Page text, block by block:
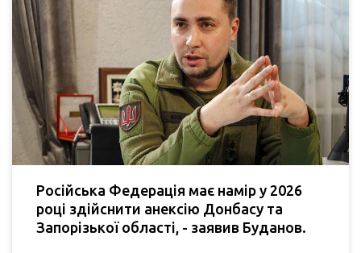
Російська Федерація має намір у 2026
році здійснити анексію Донбасу та
Запорізької області, - заявив Буданов.